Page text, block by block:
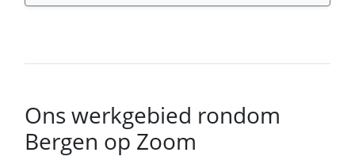
Ons werkgebied rondom
Bergen op Zoom